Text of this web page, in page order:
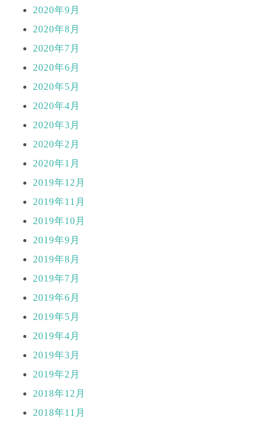
2020年9月
2020年8月
2020年7月
2020年6月
2020年5月
2020年4月
2020年3月
2020年2月
2020年1月
2019年12月
2019年11月
2019年10月
2019年9月
2019年8月
2019年7月
2019年6月
2019年5月
2019年4月
2019年3月
2019年2月
2018年12月
2018年11月